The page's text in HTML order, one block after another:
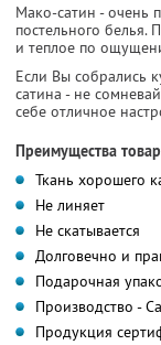
Мако-сатин - очень
постельного белья.
и теплое по
Если Вы собрались
сатина - не
себе отличное
Преимущества
Ткань хорошего
Не линяет
Не скатывается
Долговечно и
Подарочная
Производство -
Продукция